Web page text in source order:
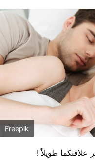
Freepik